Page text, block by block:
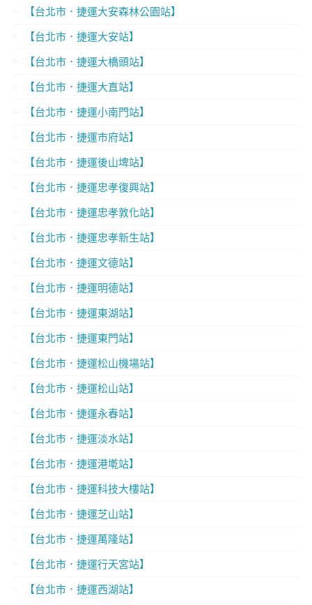
【台北市．捷運大安森林公園站】
【台北市．捷運大安站】
【台北市．捷運大橋頭站】
【台北市．捷運大直站】
【台北市．捷運小南門站】
【台北市．捷運市府站】
【台北市．捷運後山埤站】
【台北市．捷運忠孝復興站】
【台北市．捷運忠孝敦化站】
【台北市．捷運忠孝新生站】
【台北市．捷運文德站】
【台北市．捷運明德站】
【台北市．捷運東湖站】
【台北市．捷運東門站】
【台北市．捷運松山機場站】
【台北市．捷運松山站】
【台北市．捷運永春站】
【台北市．捷運淡水站】
【台北市．捷運港墘站】
【台北市．捷運科技大樓站】
【台北市．捷運芝山站】
【台北市．捷運萬隆站】
【台北市．捷運行天宮站】
【台北市．捷運西湖站】